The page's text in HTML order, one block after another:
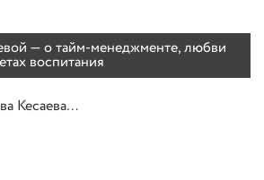
— о тайм-менеджменте, любви
воспитания